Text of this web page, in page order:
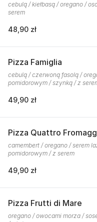
cebulą / kiełbasą / oregano /
serem
48,90 zł
Pizza Famiglia
cebulą / czerwoną fasolą /
pomidorowym / szynką / z
49,90 zł
Pizza Quattro
camembert / oregano / serem
pomidorowym / z serem
49,90 zł
Pizza Frutti di Mare
oregano / owocami morza /